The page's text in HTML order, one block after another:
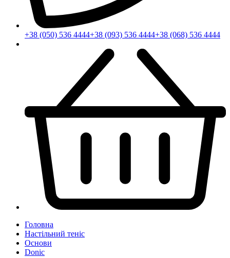
+38 (050) 536 4444+38 (093) 536 4444+38 (068) 536 4444
Головна
Настільний теніс
Основи
Donic